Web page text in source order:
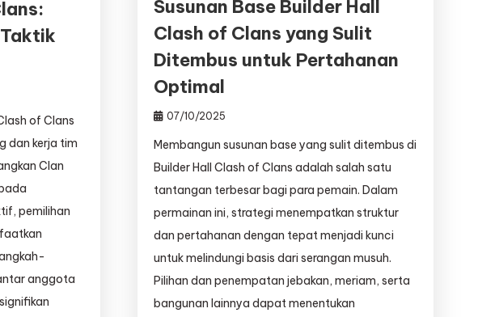
of Clans
dan kerja tim
Clan
pemilihan
anggota
Susunan Base Builder Hall
Clash of Clans yang Sulit
Ditembus untuk Pertahanan
Optimal
07/10/2025
Membangun susunan base yang sulit ditembus di
Builder Hall Clash of Clans adalah salah satu
tantangan terbesar bagi para pemain. Dalam
permainan ini, strategi menempatkan struktur
dan pertahanan dengan tepat menjadi kunci
untuk melindungi basis dari serangan musuh.
Pilihan dan penempatan jebakan, meriam, serta
bangunan lainnya dapat menentukan